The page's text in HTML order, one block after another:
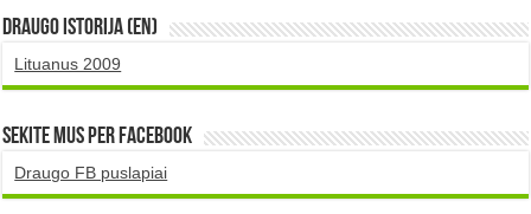
DRAUGO istorija (EN)
Lituanus 2009
Sekite mus per Facebook
Draugo FB puslapiai